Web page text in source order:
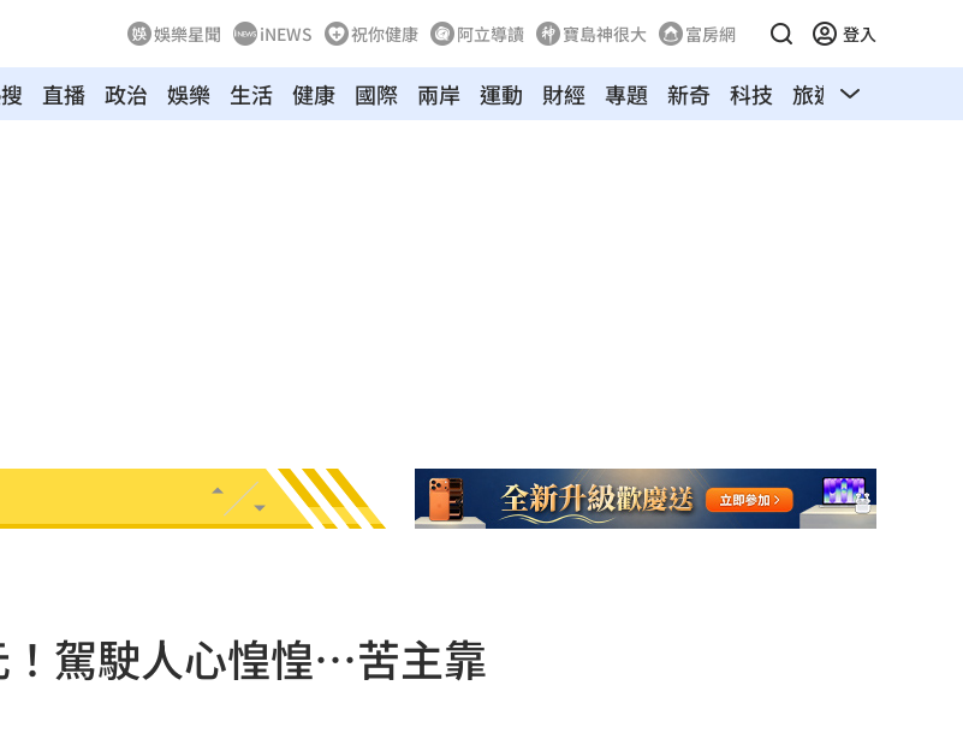
娛樂星聞 iNEWS 祝你健康 阿立導讀 寶島神很大 富房網 登入
直播 政治 娛樂 生活 健康 國際 兩岸 運動 財經 專題 新奇 科技 旅遊 汽車
駕駛人心惶惶…苦主靠